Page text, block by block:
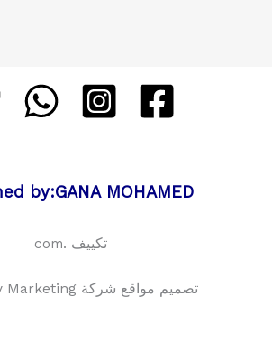
by:GANA MOHAMED
تكييف .com
تصميم مواقع شركة 20th Day Marketing